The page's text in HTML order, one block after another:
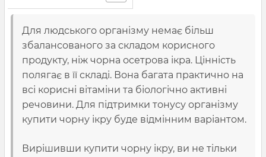
Для людського організму немає більш
збалансованого за складом корисного
продукту, ніж чорна осетрова ікра. Цінність
полягає в її складі. Вона багата практично на
всі корисні вітаміни та біологічно активні
речовини. Для підтримки тонусу організму
купити чорну ікру буде відмінним варіантом.
Вирішивши купити чорну ікру, ви не тільки